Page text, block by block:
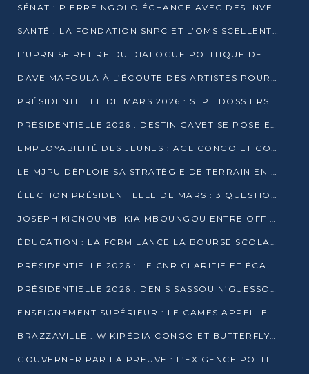
SÉNAT : PIERRE NGOLO ÉCHANGE AVEC DES INVESTISSEURS DU NUMÉRIQUE
SANTÉ : LA FONDATION SNPC ET L’OMS SCELLENT UN PARTENARIAT STRATÉGIQUE DE TROIS ANS
L’UPRN SE RETIRE DU DIALOGUE POLITIQUE DE DJAMBALA : TENSIONS DANS LE PRÉ-ÉLECTORAL CONGOLAIS
DAVE MAFOULA À L’ÉCOUTE DES ARTISTES POUR REDÉFINIR SA POLITIQUE CULTURELLE
PRÉSIDENTIELLE DE MARS 2026 : SEPT DOSSIERS DE CANDIDATURE ENREGISTRÉS À LA CLÔTURE DES DÉPÔTS
PRÉSIDENTIELLE 2026 : DESTIN GAVET SE POSE EN CANDIDAT DU « RAS-LE-BOL »
EMPLOYABILITÉ DES JEUNES : AGL CONGO ET CONGO TERMINAL S’ALLIENT À UCAC-ICAM
LE MJPU DÉPLOIE SA STRATÉGIE DE TERRAIN EN FAVEUR DE DSN
ÉLECTION PRÉSIDENTIELLE DE MARS : 3 QUESTIONS À UN EXPERT CONGOLAIS DE LA CYBERSÉCURITÉ
JOSEPH KIGNOUMBI KIA MBOUNGOU ENTRE OFFICIELLEMENT EN COURSE POUR LA PRÉSIDENTIELLE
ÉDUCATION : LA FCRM LANCE LA BOURSE SCOLAIRE FRANCINE-NTOUMI POUR PROMOUVOIR LES FILIÈRES SCIENTIFIQUES
PRÉSIDENTIELLE 2026 : LE CNR CLARIFIE ET ÉCARTE LA CANDIDATURE DU PASTEUR NTUMI
PRÉSIDENTIELLE 2026 : DENIS SASSOU N’GUESSO ANNONCE OFFICIELLEMENT SA CANDIDATURE
ENSEIGNEMENT SUPÉRIEUR : LE CAMES APPELLE À UNE UNIVERSITÉ AFRICAINE AXÉE SUR L’EMPLOYABILITÉ
BRAZZAVILLE : WIKIPÉDIA CONGO ET BUTTERFLY SCELLENT UN PARTENARIAT POUR STRUCTURER LE BÉNÉVOLAT NUMÉRIQUE
GOUVERNER PAR LA PREUVE : L’EXIGENCE POLITIQUE DU XXIᵉ SIÈCLE